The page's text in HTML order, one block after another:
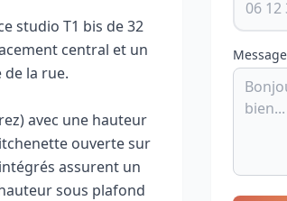
studio T1 bis de 32
central et un
la rue.
avec une hauteur
ouverte sur
assurent un
sous plafond